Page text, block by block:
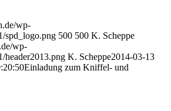
wp-
spd_logo.png 500 500 K. Scheppe
wp-
header2013.png K. Scheppe2014-03-13
Einladung zum Kniffel- und